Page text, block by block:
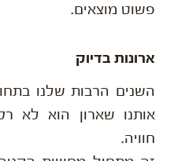
פשוט מוצאים.
ארונות בדיוק
השנים הרבות שלנו
אותנו שארון הוא לא
חוויה.